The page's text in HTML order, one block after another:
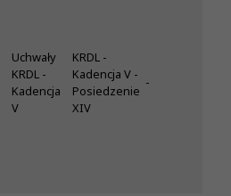
Uchwały
KRDL -
Kadencja
V
KRDL -
Kadencja V -
Posiedzenie
XIV
-